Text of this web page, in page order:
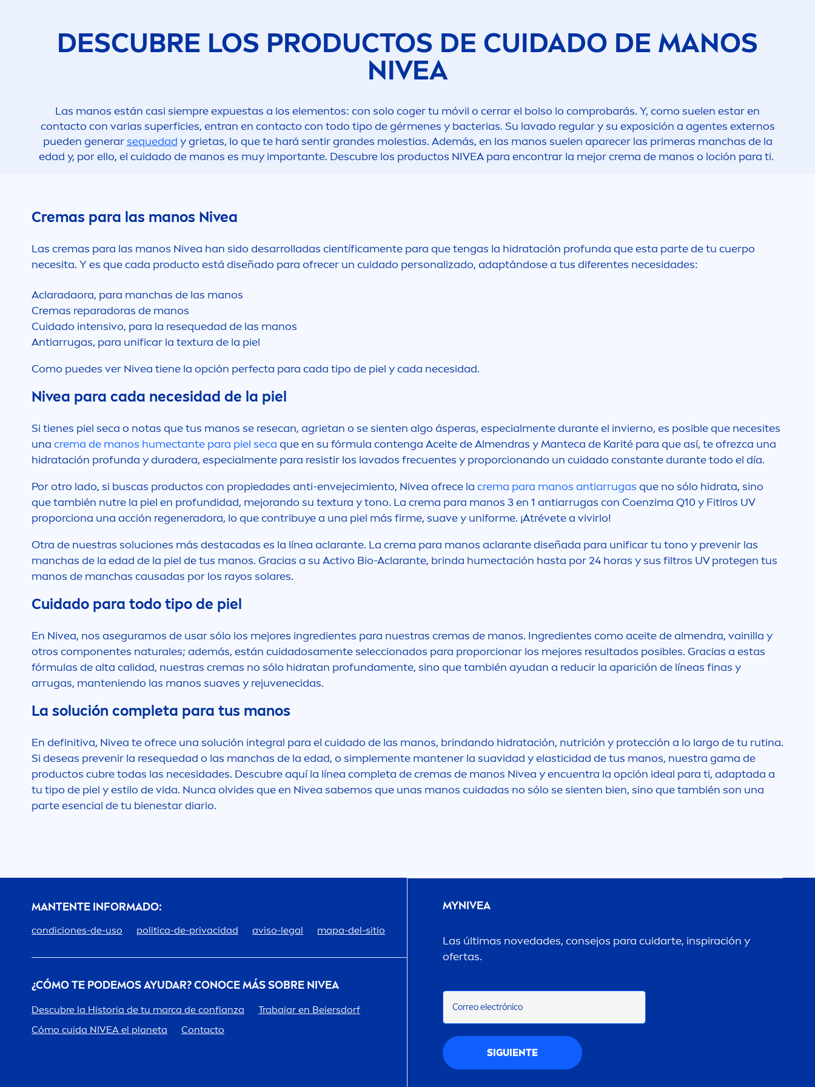
DESCUBRE LOS PRODUCTOS DE CUIDADO DE MANOS
NIVEA
Las manos están casi siempre expuestas a los elementos: con solo coger tu móvil o cerrar el bolso lo comprobarás. Y, como suelen estar en
contacto con varias superficies, entran en contacto con todo tipo de gérmenes y bacterias. Su lavado regular y su exposición a agentes externos
pueden generarsequedad y grietas, lo que te hará sentir grandes molestias. Además, en las manos suelen aparecer las primeras manchas de la
edad y, por ello, el cuidado de manos es muy importante. Descubre los productos NIVEA para encontrar la mejor crema de manos o loción para ti.
Cremas para las manos Nivea
Las cremas para las manos Nivea han sido desarrolladas científicamente para que tengas la hidratación profunda que esta parte de tu cuerpo
necesita. Y es que cada producto está diseñado para ofrecer un cuidado personalizado, adaptándose a tus diferentes necesidades:
Aclaradaora, para manchas de las manos
Cremas reparadoras de manos
Cuidado intensivo, para la resequedad de las manos
Antiarrugas, para unificar la textura de la piel
Como puedes ver Nivea tiene la opción perfecta para cada tipo de piel y cada necesidad.
Nivea para cada necesidad de la piel
Si tienes piel seca o notas que tus manos se resecan, agrietan o se sienten algo ásperas, especialmente durante el invierno, es posible que necesites
una crema de manos humectante para piel seca que en su fórmula contenga Aceite de Almendras y Manteca de Karité para que así, te ofrezca una
hidratación profunda y duradera, especialmente para resistir los lavados frecuentes y proporcionando un cuidado constante durante todo el día.
Por otro lado, si buscas productos con propiedades anti-envejecimiento, Nivea ofrece la crema para manos antiarrugas que no sólo hidrata, sino
que también nutre la piel en profundidad, mejorando su textura y tono. La crema para manos 3 en 1 antiarrugas con Coenzima Q10 y Fitlros UV
proporciona una acción regeneradora, lo que contribuye a una piel más firme, suave y uniforme. ¡Atrévete a vivirlo!
Otra de nuestras soluciones más destacadas es la línea aclarante. La crema para manos aclarante diseñada para unificar tu tono y prevenir las
manchas de la edad de la piel de tus manos. Gracias a su Activo Bio-Aclarante, brinda humectación hasta por 24 horas y sus filtros UV protegen tus
manos de manchas causadas por los rayos solares.
Cuidado para todo tipo de piel
En Nivea, nos aseguramos de usar sólo los mejores ingredientes para nuestras cremas de manos. Ingredientes como aceite de almendra, vainilla y
otros componentes naturales; además, están cuidadosamente seleccionados para proporcionar los mejores resultados posibles. Gracias a estas
fórmulas de alta calidad, nuestras cremas no sólo hidratan profundamente, sino que también ayudan a reducir la aparición de líneas finas y
arrugas, manteniendo las manos suaves y rejuvenecidas.
La solución completa para tus manos
En definitiva, Nivea te ofrece una solución integral para el cuidado de las manos, brindando hidratación, nutrición y protección a lo largo de tu rutina.
Si deseas prevenir la resequedad o las manchas de la edad, o simplemente mantener la suavidad y elasticidad de tus manos, nuestra gama de
productos cubre todas las necesidades. Descubre aquí la línea completa de cremas de manos Nivea y encuentra la opción ideal para ti, adaptada a
tu tipo de piel y estilo de vida. Nunca olvides que en Nivea sabemos que unas manos cuidadas no sólo se sienten bien, sino que también son una
parte esencial de tu bienestar diario.
MANTENTE INFORMADO:
condiciones-de-uso politica-de-privacidad aviso-legal mapa-del-sitio
¿CÓMO TE PODEMOS AYUDAR? CONOCE MÁS SOBRE NIVEA
Descubre la Historia de tu marca de confianza
Trabajar en Beiersdorf
Cómo cuida NIVEA el planeta Contacto
MYNIVEA
Las últimas novedades, consejos para cuidarte, inspiración y
ofertas.
Correo electrónico
SIGUIENTE